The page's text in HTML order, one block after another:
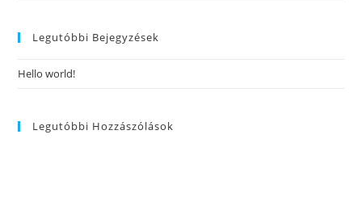
Legutóbbi Bejegyzések
Hello world!
Legutóbbi Hozzászólások